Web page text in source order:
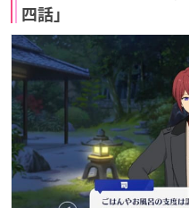
四話」